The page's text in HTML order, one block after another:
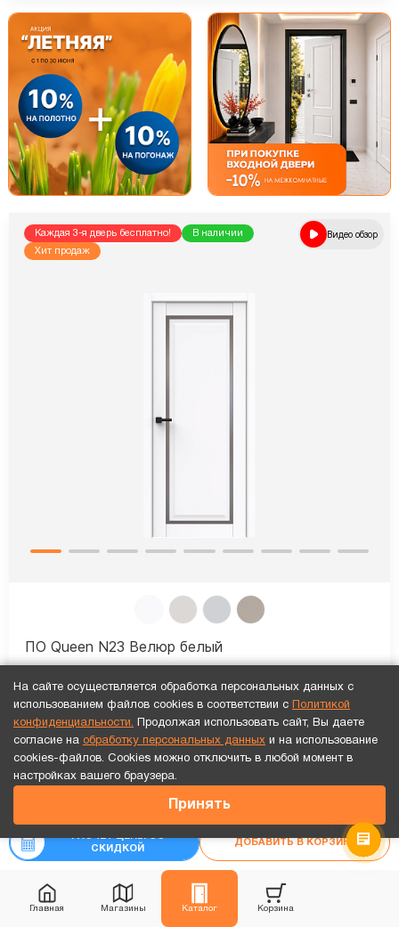
Главная Магазины Каталог Корзина
Точный расчет за 10 минут по СМС или телефону!
РАСЧЕТ ЦЕНЫ СО
СКИДКОЙ
ДОБАВИТЬ В КОРЗИНУ
Каждая 3-я дверь бесплатно!
В наличии
Хит продаж
Видео обзор
ПО Queen N23 Велюр белый
22 383₽
24 870₽-10%
Рассчитать цену«под ключ»
Видео обзор
На сайте осуществляется обработка персональных данных с
использованием файлов cookies в соответствии с
Политикой
конфиденциальности. Продолжая использовать сайт, Вы даете
согласие на обработку персональных данных и на использование
cookies-файлов. Cookies можно отключить в любой момент в
настройках вашего браузера.
Принять